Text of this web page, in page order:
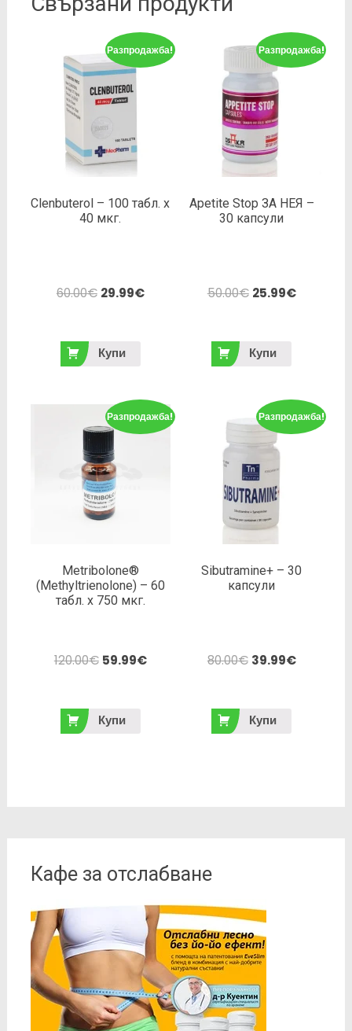
Разпродажба!
Clenbuterol – 100 табл. х
40 мкг.
60.00€ 29.99€
Купи
Разпродажба!
Apetite Stop ЗА НЕЯ –
30 капсули
50.00€ 25.99€
Купи
Разпродажба!
Metribolone®
(Methyltrienolone) – 60
табл. х 750 мкг.
120.00€ 59.99€
Купи
Разпродажба!
Sibutramine+ – 30
капсули
80.00€ 39.99€
Купи
Кафе за отслабване